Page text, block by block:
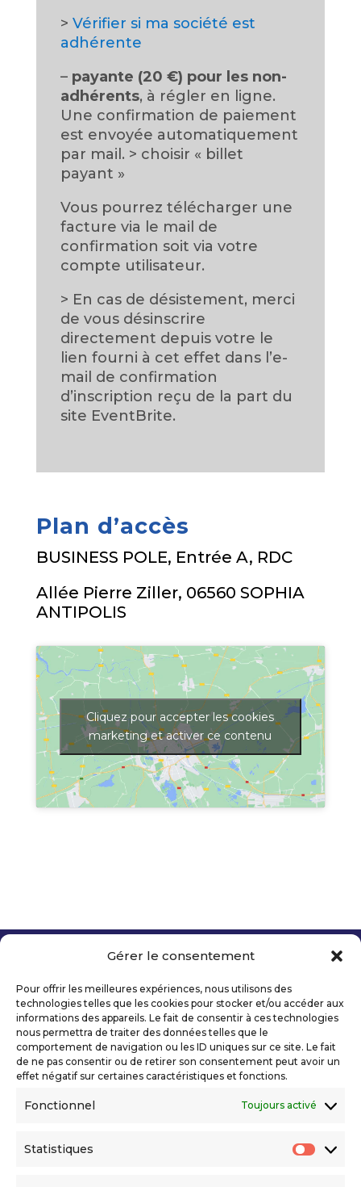
Gérer le consentement
Pour offrir les meilleures expériences, nous utilisons des
technologies telles que les cookies pour stocker et/ou accéder aux
informations des appareils. Le fait de consentir à ces technologies
nous permettra de traiter des données telles que le
comportement de navigation ou les ID uniques sur ce site. Le fait
de ne pas consentir ou de retirer son consentement peut avoir un
effet négatif sur certaines caractéristiques et fonctions.
Fonctionnel Toujours activé
Statistiques
> Vérifier si ma société est
adhérente
– payante (20 €) pour les non-
adhérents, à régler en ligne.
Une confirmation de paiement
est envoyée automatiquement
par mail. > choisir « billet
payant »
Vous pourrez télécharger une
facture via le mail de
confirmation soit via votre
compte utilisateur.
> En cas de désistement, merci
de vous désinscrire
directement depuis votre le
lien fourni à cet effet dans l’e-
mail de confirmation
d’inscription reçu de la part du
site EventBrite.
Plan d’accès
BUSINESS POLE, Entrée A, RDC
Allée Pierre Ziller, 06560 SOPHIA
ANTIPOLIS
Cliquez pour accepter les cookies
marketing et activer ce contenu
Mentions légales
Politique de confidentialité
Déclaration d’accessibilité numérique
Ils nous soutiennent